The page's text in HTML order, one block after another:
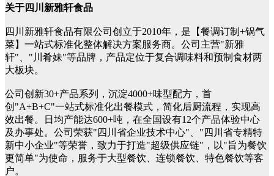
关于四川新雅轩食品
四川新雅轩食品有限公司创立于2010年，是【餐调订制+锅气
菜】一站式标准化整体解决方案服务商。公司主营"新雅
轩"、"川肴妹"等品牌，产品定位于复合调味料和预制食材两
大板块。
公司创新30+产品系列，沉淀4000+味型配方，首
创"A+B+C"一站式标准化出餐模式，简化后厨流程，实现高
效出餐。日均产能达600+吨，在全国设有12个产品体验中心
及办事处。公司荣获"四川省企业技术中心"、"四川省专精特
新中小企业"等荣誉，致力于打造"超级供应链"，以"旨为餐饮
更简单"为使命，服务于大型餐饮、连锁餐饮、特色餐饮等客
户。